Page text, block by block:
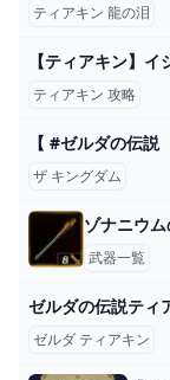
ティアキン 龍の泪
ティアキン 攻略
ザ キングダム
ゾナニウ
武器一覧
ゼルダ ティアキン